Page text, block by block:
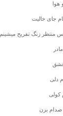
هوا
جای خالیت
منتظر زنگ تفریح میشینم
دلی
کولی
صدام بزن